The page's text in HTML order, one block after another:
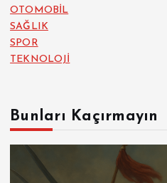
OTOMOBİL
SAĞLIK
SPOR
TEKNOLOJİ
Bunları Kaçırmayın